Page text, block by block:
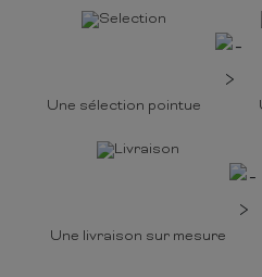
Une sélection pointue
Une livraison sur mesure